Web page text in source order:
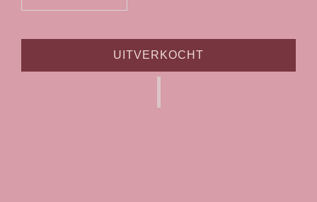
UITVERKOCHT